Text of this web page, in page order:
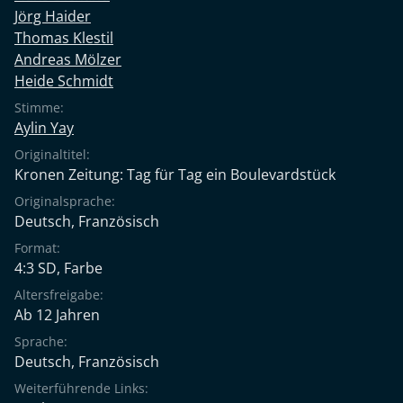
lieber meinen Hund."
Jörg Haider
Thomas Klestil
Andreas Mölzer
Heide Schmidt
Stimme:
Aylin Yay
Originaltitel:
Kronen Zeitung: Tag für Tag ein Boulevardstück
Originalsprache:
Deutsch, Französisch
Format:
4:3 SD, Farbe
Altersfreigabe:
Ab 12 Jahren
Sprache:
Deutsch, Französisch
Weiterführende Links: